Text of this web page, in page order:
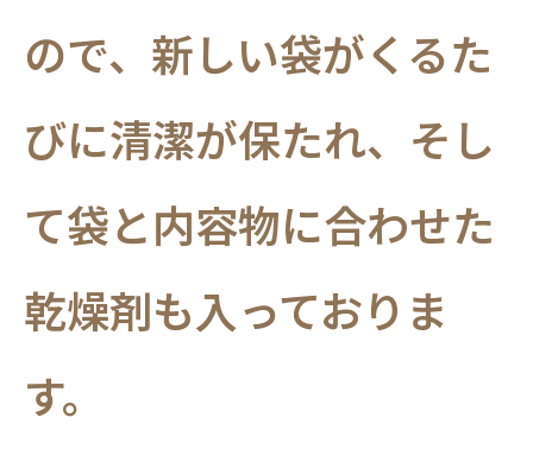
ので、新しい袋がくるた
びに清潔が保たれ、そし
て袋と内容物に合わせた
乾燥剤も入っておりま
す。